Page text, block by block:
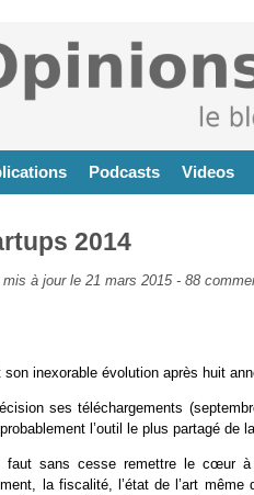
Podcasts Videos
2014
à jour le 21 mars 2015 - 88
inexorable évolution après huit
ses téléchargements
l’outil le plus partagé de
faut sans cesse remettre le cœur à
la fiscalité, l’état de l’art